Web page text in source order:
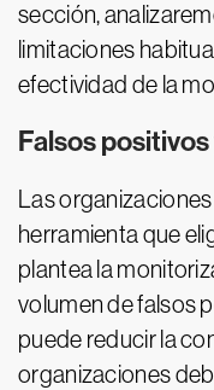
sección,
limitaciones
efectividad de la
Falsos
Las
herramienta que
plantea la
volumen de falsos
puede reducir la
organizaciones